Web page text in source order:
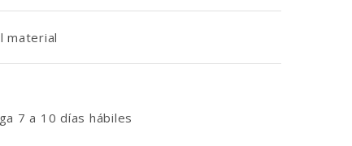
material
7 a 10 días hábiles